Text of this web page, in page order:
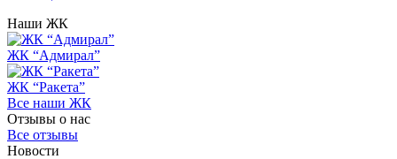
Наши ЖК
ЖК “Адмирал”
ЖК “Ракета”
Все наши ЖК
Отзывы о нас
Все отзывы
Новости